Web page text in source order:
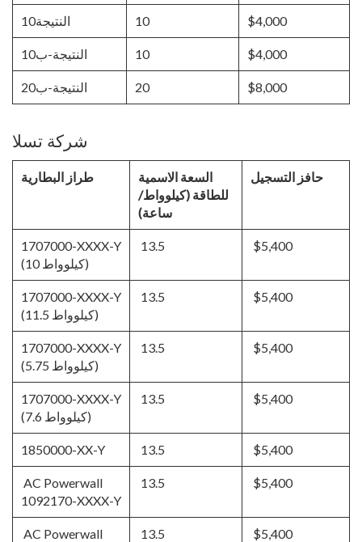
النتيجة10 10 $4,000
النتيجة-ب10 10 $4,000
النتيجة-ب20 20 $8,000
شركة تسلا
طراز البطارية
السعة الاسمية
للطاقة (كيلوواط/
ساعة)
حافز التسجيل
1707000-XXXX-Y
(10 كيلوواط)
13.5 $5,400
1707000-XXXX-Y
(11.5 كيلوواط)
13.5 $5,400
1707000-XXXX-Y
(5.75 كيلوواط)
13.5 $5,400
1707000-XXXX-Y
(7.6 كيلوواط)
13.5 $5,400
1850000-XX-Y 13.5 $5,400
AC Powerwall
1092170-XXXX-Y
13.5 $5,400
AC Powerwall
13.5 $5,400